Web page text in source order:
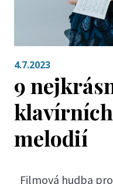
4.7.2023
9
melodií
Filmová hudba